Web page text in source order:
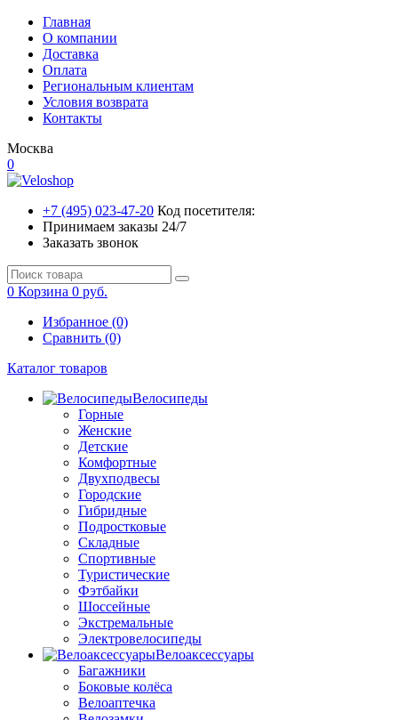
Главная
О компании
Доставка
Оплата
Региональным клиентам
Условия возврата
Контакты
Москва
0
+7 (495) 023-47-20 Код посетителя:
Принимаем заказы 24/7
Заказать звонок
0 Корзина 0 руб.
Избранное (0)
Сравнить (0)
Каталог товаров
Велосипеды
Горные
Женские
Детские
Комфортные
Двухподвесы
Городские
Гибридные
Подростковые
Складные
Спортивные
Туристические
Фэтбайки
Шоссейные
Экстремальные
Электровелосипеды
Велоаксессуары
Багажники
Боковые колёса
Велоаптечка